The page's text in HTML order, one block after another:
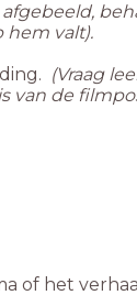
hem valt).
(Vraag
van de
of het